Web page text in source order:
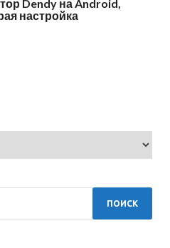
Dendy на Android,
настройка